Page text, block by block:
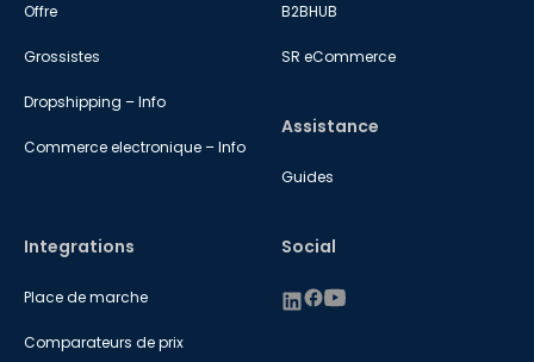
Offre
Grossistes
Dropshipping – Info
Commerce electronique – Info
B2BHUB
SR eCommerce
Integrations
Place de marche
Comparateurs de prix
Assistance
Guides
Social